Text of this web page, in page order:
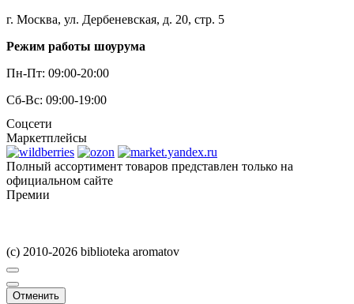
г. Москва, ул. Дербеневская, д. 20, стр. 5
Режим работы шоурума
Пн-Пт: 09:00-20:00
Сб-Вс: 09:00-19:00
Соцсети
Маркетплейсы
Полный ассортимент товаров представлен только на
официальном сайте
Премии
(c) 2010-2026 biblioteka aromatov
Отменить